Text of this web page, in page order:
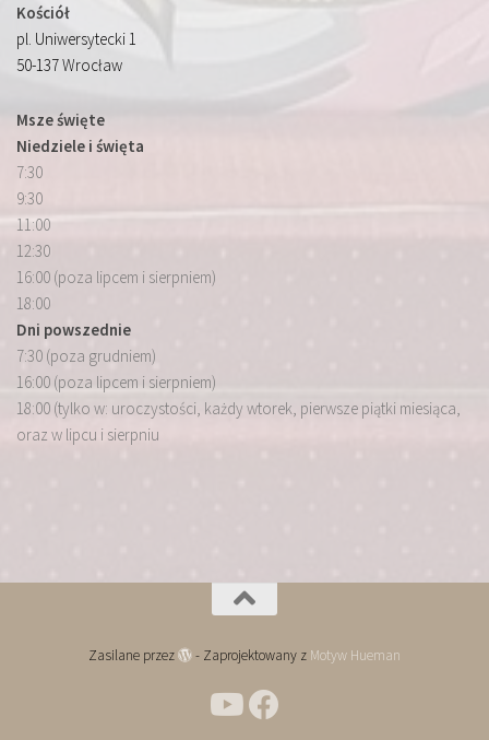
Kościół
pl. Uniwersytecki 1
50-137 Wrocław
Msze święte
Niedziele i święta
7:30
9:30
11:00
12:30
16:00 (poza lipcem i sierpniem)
18:00
Dni powszednie
7:30 (poza grudniem)
16:00 (poza lipcem i sierpniem)
18:00 (tylko w: uroczystości, każdy wtorek, pierwsze piątki miesiąca,
oraz w lipcu i sierpniu
Zasilane przez - Zaprojektowany z Motyw Hueman